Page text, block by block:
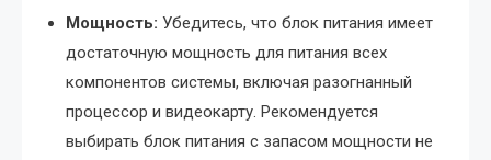
Мощность: Убедитесь, что блок питания имеет
достаточную мощность для питания всех
компонентов системы, включая разогнанный
процессор и видеокарту. Рекомендуется
выбирать блок питания с запасом мощности не